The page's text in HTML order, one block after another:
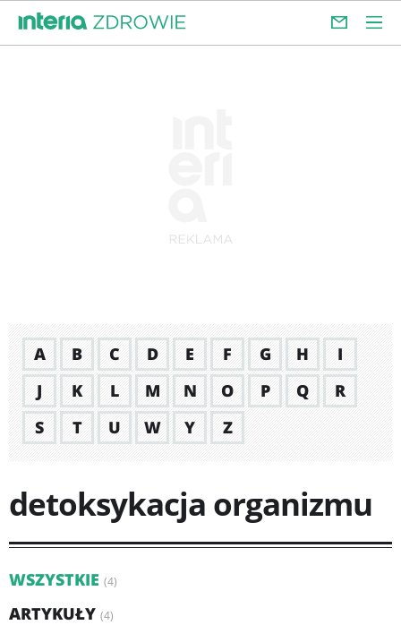
A B C D E F G H
I
J
K L M N O P Q
R
S
T U W Y Z
detoksykacja organizmu
WSZYSTKIE (4)
ARTYKUŁY (4)